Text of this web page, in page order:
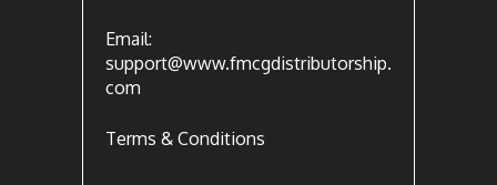
Email:
support@www.fmcgdistributorship.
com
Terms & Conditions